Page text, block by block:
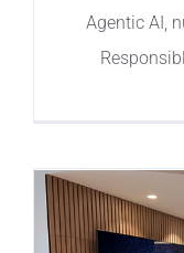
Agentic AI,